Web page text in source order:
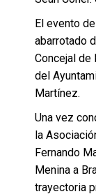
El evento
abarrotado
Concejal de
del
Martínez.
Una vez
la
Fernando
Menina a
trayectoria